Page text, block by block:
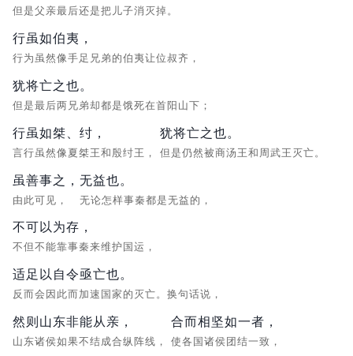
但是父亲最后还是把儿子消灭掉。
行虽如伯夷，
行为虽然像手足兄弟的伯夷让位叔齐，
犹将亡之也。
但是最后两兄弟却都是饿死在首阳山下；
行虽如桀、纣，
言行虽然像夏桀王和殷纣王，
犹将亡之也。
但是仍然被商汤王和周武王灭亡。
虽善事之，
由此可见，
无益也。
无论怎样事秦都是无益的，
不可以为存，
不但不能靠事秦来维护国运，
适足以自令亟亡也。
反而会因此而加速国家的灭亡。换句话说，
然则山东非能从亲，
山东诸侯如果不结成合纵阵线，
合而相坚如一者，
使各国诸侯团结一致，